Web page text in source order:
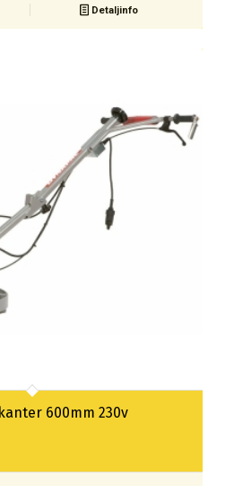
Detaljinfo
600mm 230v